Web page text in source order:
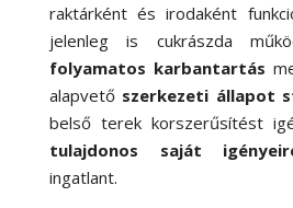
raktárként és irodaként
jelenleg is cukrászda
folyamatos karbantartás
alapvető szerkezeti állapot
belső terek korszerűsítést
tulajdonos saját
ingatlant.